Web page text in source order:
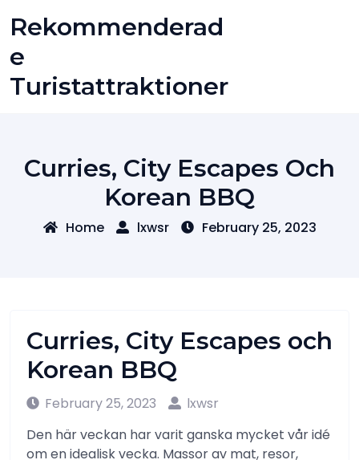
Rekommenderad
E
Turistattraktioner
Curries, City Escapes Och
Korean BBQ
Home lxwsr February 25, 2023
Curries, City Escapes och
Korean BBQ
February 25, 2023
lxwsr
Den här veckan har varit ganska mycket vår idé
om en idealisk vecka. Massor av mat, resor,